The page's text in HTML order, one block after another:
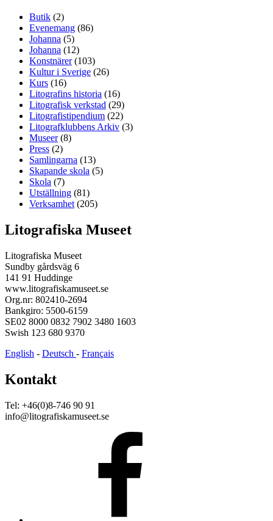
Butik (2)
Evenemang (86)
Johanna (5)
Johanna (12)
Konstnärer(103)
Kultur i Sverige (26)
Kurs (16)
Litografins historia (16)
Litografisk verkstad (29)
Litografistipendium (22)
Litografklubbens Arkiv (3)
Museer(8)
Press (2)
Samlingarna (13)
Skapande skola (5)
Skola (7)
Utställning (81)
Verksamhet (205)
Litografiska Museet
Litografiska Museet
Sundby gårdsväg 6
141 91 Huddinge
www.litografiskamuseet.se
Org.nr: 802410-2694
Bankgiro: 5500-6159
SE02 8000 0832 7902 3480 1603
Swish 123 680 9370
English - Deutsch - Français
Kontakt
Tel: +46(0)8-746 90 91
info@litografiskamuseet.se